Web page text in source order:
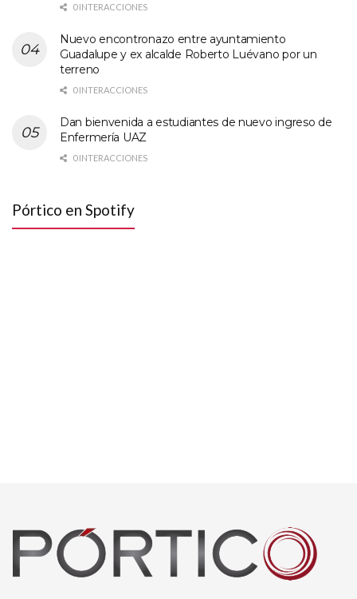
0 INTERACCIONES
Nuevo encontronazo entre ayuntamiento
Guadalupe y ex alcalde Roberto Luévano por un
terreno
0 INTERACCIONES
Dan bienvenida a estudiantes de nuevo ingreso de
Enfermería UAZ
0 INTERACCIONES
Pórtico en Spotify